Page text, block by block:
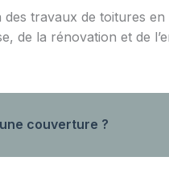
travaux de toitures
de la rénovation et de
couverture ?